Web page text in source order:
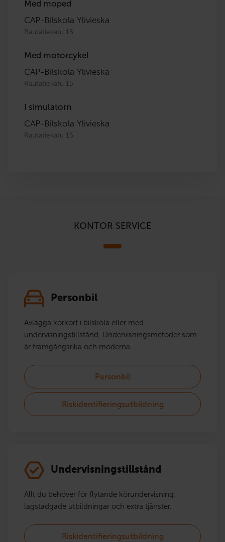
Med moped
CAP-Bilskola Ylivieska
Rautatiekatu 15
Med motorcykel
CAP-Bilskola Ylivieska
Rautatiekatu 15
I simulatorn
CAP-Bilskola Ylivieska
Rautatiekatu 15
KONTOR SERVICE
Personbil
Avlägga körkort i bilskola eller med
undervisningstillstånd. Undervisningsmetoder som
är framgångsrika och moderna.
Personbil
Riskidentifieringsutbildning
Undervisningstillstånd
Allt du behöver för flytande körundervisning:
lagstadgade utbildningar och extra tjänster.
Riskidentifieringsutbildning